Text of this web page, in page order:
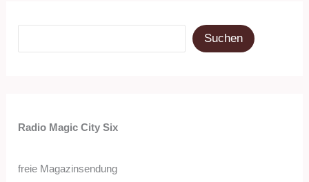
Suchen
Radio Magic City Six
freie Magazinsendung